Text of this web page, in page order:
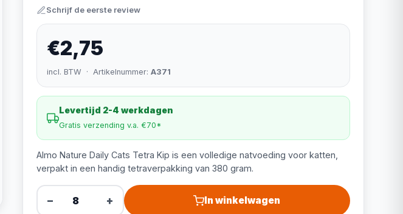
Schrijf de eerste review
€2,75
incl. BTW · Artikelnummer: A371
Levertijd 2-4 werkdagen
Gratis verzending v.a. €70*
Almo Nature Daily Cats Tetra Kip is een volledige natvoeding voor katten,
verpakt in een handig tetraverpakking van 380 gram.
− + In winkelwagen